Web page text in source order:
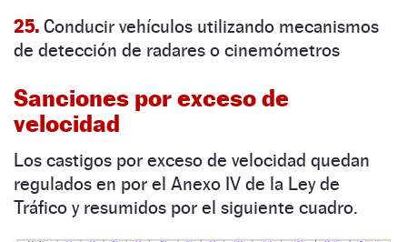
25. Conducir vehículos utilizando mecanismos
de detección de radares o cinemómetros
Sanciones por exceso de
velocidad
Los castigos por exceso de velocidad quedan
regulados en por el Anexo IV de la Ley de
Tráfico y resumidos por el siguiente cuadro.